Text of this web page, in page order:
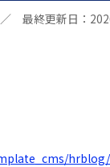
最終更新日：